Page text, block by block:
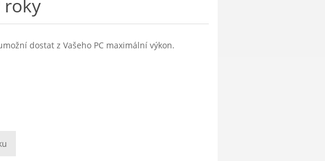
roky
dostat z Vašeho PC maximální výkon.